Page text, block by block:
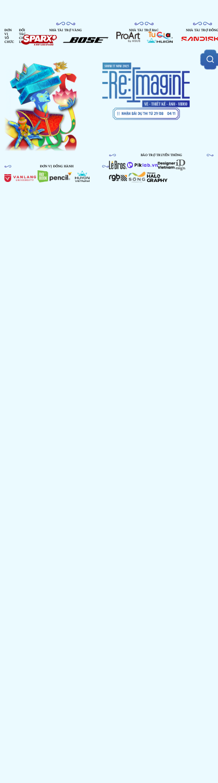
ĐƠN
VỊ
TỔ
CHỨC
ĐỐI
TÁC
CHIẾN
LƯỢC
NHÀ TÀI TRỢ VÀNG NHÀ TÀI TRỢ BẠC NHÀ TÀI TRỢ ĐỒNG
ĐƠN VỊ ĐỒNG HÀNH
BẢO TRỢ TRUYỀN THÔNG